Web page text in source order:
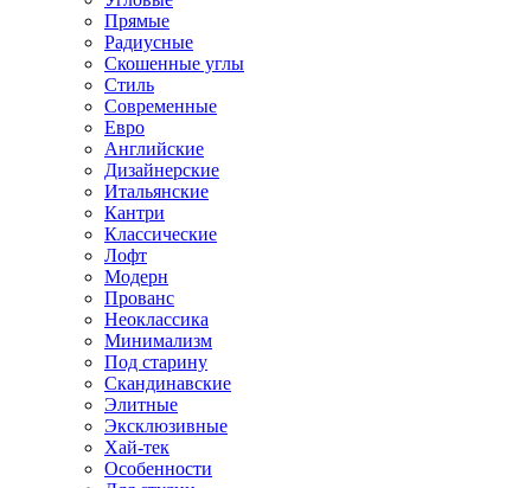
Прямые
Радиусные
Скошенные углы
Стиль
Современные
Евро
Английские
Дизайнерские
Итальянские
Кантри
Классические
Лофт
Модерн
Прованс
Неоклассика
Минимализм
Под старину
Скандинавские
Элитные
Эксклюзивные
Хай-тек
Особенности